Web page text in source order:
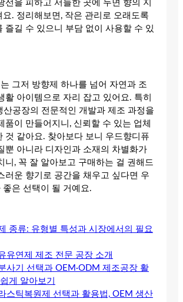
선을 피하고 서늘한 곳에 두면 향의 지
요. 정리해보면, 작은 관리로 오래도록
즐길 수 있으니 부담 없이 사용할 수 있
그저 방향제 하나를 넘어 자연과 조
활 아이템으로 자리 잡고 있어요. 특히
산공장의 전문적인 개발과 제조 과정을
품이 만들어지니, 신뢰할 수 있는 업체
것 같아요. 찾아보다 보니 우드향디퓨
뿐 아니라 디자인과 소재의 차별화가
니, 꼭 잘 알아보고 구매하는 걸 권해드
러운 향기로 공간을 채우고 싶다면 우
좋은 선택이 될 거예요.
종류: 유형별 특성과 시장에서의 필요
유연제 제조 전문 공장 소개
사기 선택과 OEM·ODM 제조공장 활
게 알아보기
스틱복원제 선택과 활용법, OEM 생산